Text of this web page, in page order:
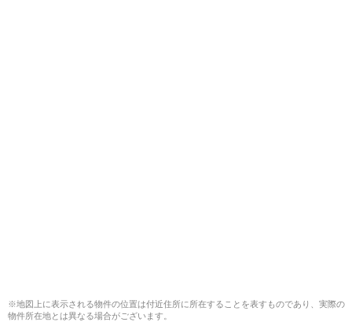
※地図上に表示される物件の位置は付近住所に所在することを表すものであり、実際の
物件所在地とは異なる場合がございます。